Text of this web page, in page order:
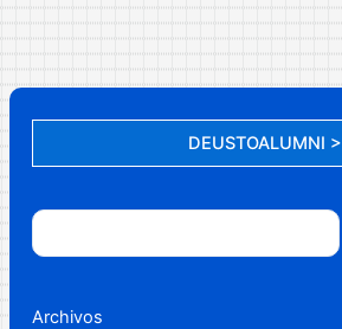
DEUSTOALUMNI >
Archivos